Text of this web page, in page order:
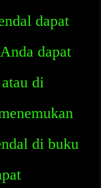
dapat
dapat
di
di buku